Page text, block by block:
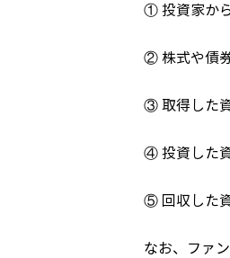
① 投資家か
② 株式や債
③ 取得した
④ 投資した
⑤ 回収した
なお、ファ